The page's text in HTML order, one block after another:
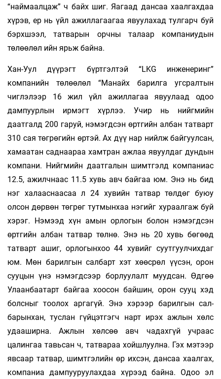
“наймаалцаж” ч байх шиг. Яагаад дансаа хаалгахдаа
хүрэв, ер нь үйл ажиллагаагаа явуулахад тулгарч буй
бэрхшээл, татварын орчны талаар компаниудын
төлөөлөл ийн ярьж байна.
Хан-Уул дүүрэгт бүртгэлтэй “LKG инженеринг”
компанийн төлөөлөл “Манайх ба­­рилга угсралтын
чиглэлээр 16 жил үйл ажиллагаа явуулаад одоо
дампуурлын ирмэгт хүрлээ. Учир нь нийгмийн
даатгалд 200 гаруй, нэмэгдсэн өртгийн албан татварт
310 сая төгрөгийн өртэй. Ах дүү нар нийлж бай­гуулсан,
хамаатан саднаараа хамтран ажлаа явуулдаг дундын
компани. Нийгмийн даатгалын шимтгэлд компаниас
12.5, ажилчнаас 11.5 хувь авч бай­гаа юм. Энэ нь бид
нэг халааснаасаа л 24 хувийн татвар төлдөг буюу
олсон дөрвөн төгрөг тутмынхаа нэгийг хураалгаж буй
хэрэг. Нэмээд хүн амын орлогын болон нэмэгдсэн
өртгийн албан татвар төлнө. Энэ нь 20 хувь бөгөөд
татварт ашиг, орлогынхоо 44 хувийг суут­гуулчихдаг
юм. Мөн барилгын салбарт хэт хөөсрөл үүсэн, орон
сууцын үнэ нэмэгдсээр борлуулалт муудсан. Өдгөө
Улаан­баатарт байгаа хоосон байшин, орон сууц хэд
болсныг тоолох аргагүй. Энэ хэрээр барил­гын сал­
барынхан, туслан гүйцэтгэгч нарт ирэх ажлын хөлс
удааширна. Ажлын хөлсөө авч чадах­гүй учраас
цалингаа тавь­сан ч, татвараа хойш­луулна. Гэх мэтээр
явсаар татвар, шимт­­гэлийн өр ихсэн, дансаа хаалгах,
компаниа дампууруулахдаа хүрээд байна. Одоо эл